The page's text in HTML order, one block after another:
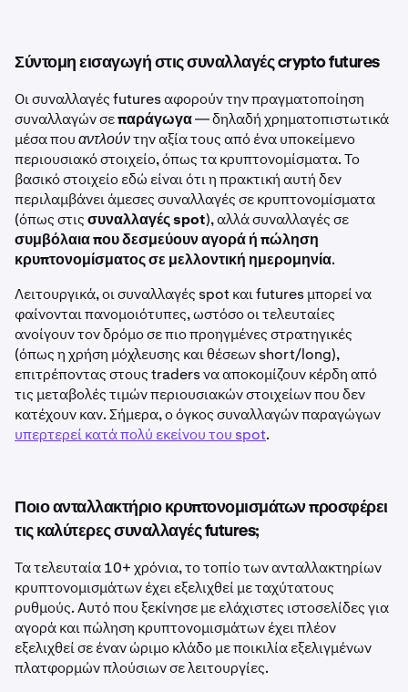
Σύντομη εισαγωγή στις συναλλαγές crypto futures
Οι συναλλαγές futures αφορούν την πραγματοποίηση
συναλλαγών σεπαράγωγα— δηλαδή χρηματοπιστωτικά
μέσα πουαντλούντην αξία τους από ένα υποκείμενο
περιουσιακό στοιχείο, όπως τα κρυπτονομίσματα. Το
βασικό στοιχείο εδώ είναι ότι η πρακτική αυτή δεν
περιλαμβάνει άμεσες συναλλαγές σε κρυπτονομίσματα
(όπως στιςσυναλλαγές spot), αλλά συναλλαγές σε
συμβόλαια που δεσμεύουν αγορά ή πώληση
κρυπτονομίσματος σε μελλοντική ημερομηνία.
Λειτουργικά, οι συναλλαγές spot και futures μπορεί να
φαίνονται πανομοιότυπες, ωστόσο οι τελευταίες
ανοίγουν τον δρόμο σε πιο προηγμένες στρατηγικές
(όπως η χρήση μόχλευσης και θέσεων short/long),
επιτρέποντας στους traders να αποκομίζουν κέρδη από
τις μεταβολές τιμών περιουσιακών στοιχείων που δεν
κατέχουν καν. Σήμερα, ο όγκος συναλλαγών παραγώγων
υπερτερεί κατά πολύ εκείνου του spot.
Ποιο ανταλλακτήριο κρυπτονομισμάτων προσφέρει
τις καλύτερες συναλλαγές futures;
Τα τελευταία 10+ χρόνια, το τοπίο των ανταλλακτηρίων
κρυπτονομισμάτων έχει εξελιχθεί με ταχύτατους
ρυθμούς. Αυτό που ξεκίνησε με ελάχιστες ιστοσελίδες για
αγορά και πώληση κρυπτονομισμάτων έχει πλέον
εξελιχθεί σε έναν ώριμο κλάδο με ποικιλία εξελιγμένων
πλατφορμών πλούσιων σε λειτουργίες.